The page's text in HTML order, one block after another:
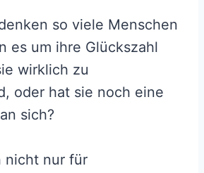
so viele Menschen
es um ihre Glückszahl
wirklich zu
oder hat sie noch eine
sich?
nicht nur für